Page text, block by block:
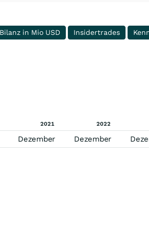
Bilanz in Mio USD Insidertrades
2021 2022
Dezember Dezember